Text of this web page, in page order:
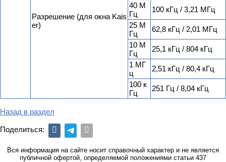
Разрешение (для окна Kais
er)
40 М
Гц
100 кГц / 3,21 МГц
25 М
Гц
62,8 кГц / 2,01 МГц
10 М
Гц
25,1 кГц / 804 кГц
1 МГ
ц
2,51 кГц / 80,4 кГц
100 к
Гц
251 Гц / 8,04 кГц
Назад в раздел
Поделиться:
Вся информация на сайте носит справочный характер и не является
публичной офертой, определяемой положениями статьи 437